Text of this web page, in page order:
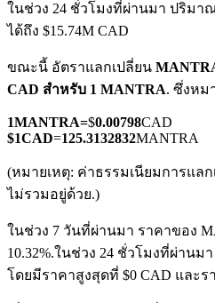
TradFi
อนุพันธ์ของหุ้น ฟอเร็กซ์ โ
ฟิวเจอร์ส USDC
ในช่วง 24 ชั่วโมงที่ผ่านมา ปริมา
ได้ถึง $15.74M CAD
ขณะนี้ อัตราแลกเปลี่ยน
CAD สำหรับ 1 MANTRA. ซึ่งหม
1MANTRA=$0.00798CAD
$1CAD=125.3132832MANTRA
(หมายเหตุ: ค่าธรรมเนียมการแล
ไม่รวมอยู่ด้วย.)
ในช่วง 7 วันที่ผ่านมา ราคาของ
10.32%.ในช่วง 24 ชั่วโมงที่ผ่านม
โดยมีราคาสูงสุดที่ $0 CAD และร